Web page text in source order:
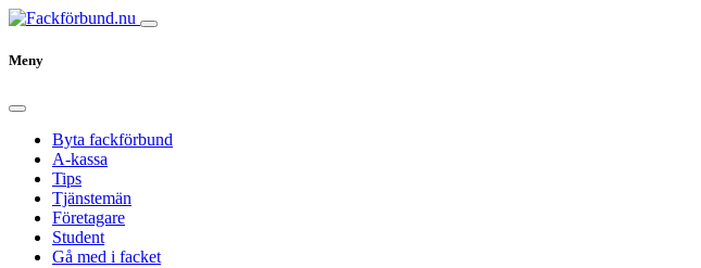
Meny
Byta fackförbund
A-kassa
Tips
Tjänstemän
Företagare
Student
Gå med i facket